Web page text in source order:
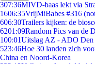
307:36MIVD-baas lekt via
1606:35VrijMiBabes #316
606:30Trailers kijken: de
6201:09Random Pics van de
100:01Uitslag AZ - ADO Den
523:46Hoe 30 landen zich
China en Noord-Korea